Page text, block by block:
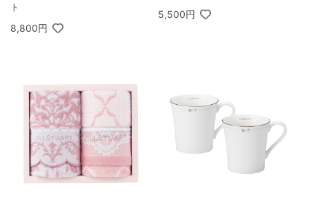
ト
8,800円
5,500円